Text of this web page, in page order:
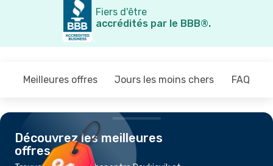
Fiers d'être
accrédités par le BBB®.
Meilleures offres Jours les moins chers FAQ
Découvrez les meilleures
offres